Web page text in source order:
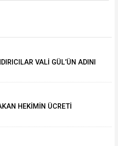
VALİ GÜL’ÜN ADINI
HEKİMİN ÜCRETİ